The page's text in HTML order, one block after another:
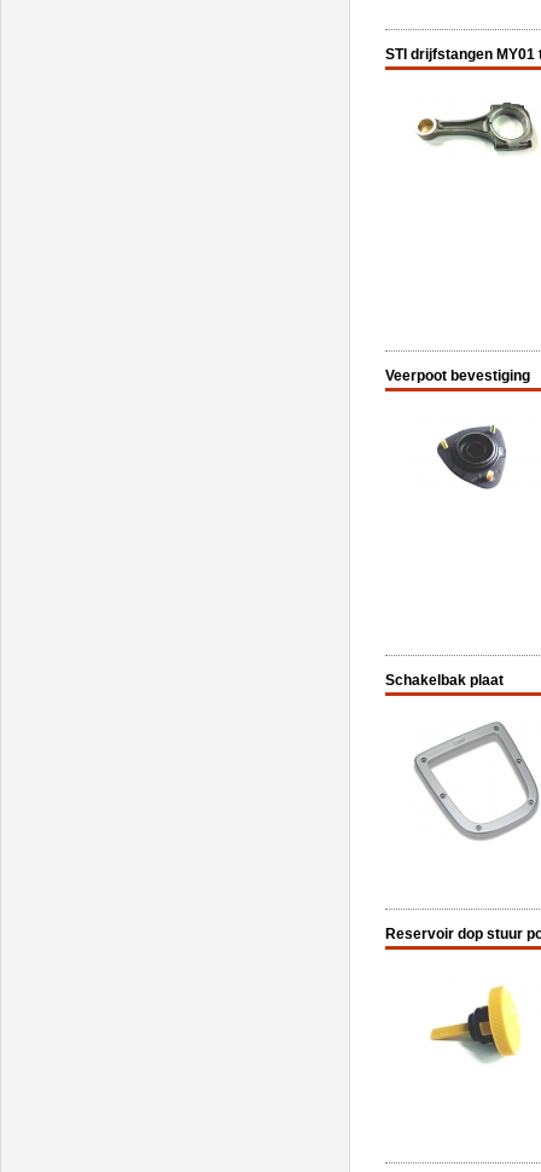
STI drijfstangen MY01
Veerpoot bevestiging
Schakelbak plaat
Reservoir dop stuur